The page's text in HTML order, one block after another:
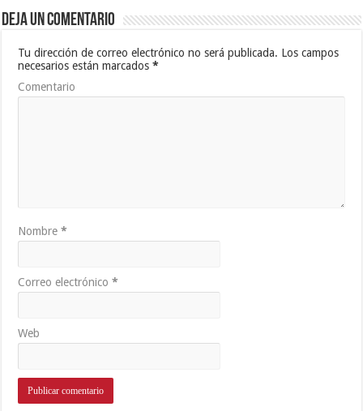
Deja un comentario
Tu dirección de correo electrónico no será publicada. Los campos
necesarios están marcados*
Comentario
Nombre*
Correo electrónico*
Web